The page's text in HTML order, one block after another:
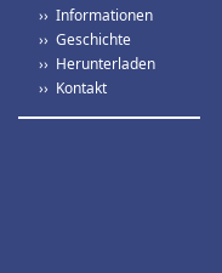
›› Informationen
›› Geschichte
›› Herunterladen
›› Kontakt